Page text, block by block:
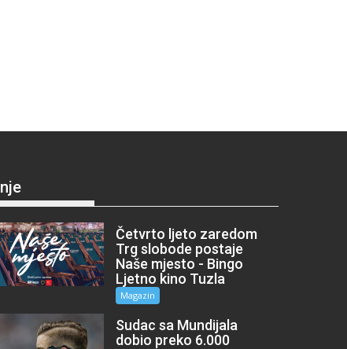
Četvrto ljeto zaredom
Trg slobode postaje
Naše mjesto - Bingo
Ljetno kino Tuzla
Magazin
Sudac sa Mundijala
dobio preko 6.000